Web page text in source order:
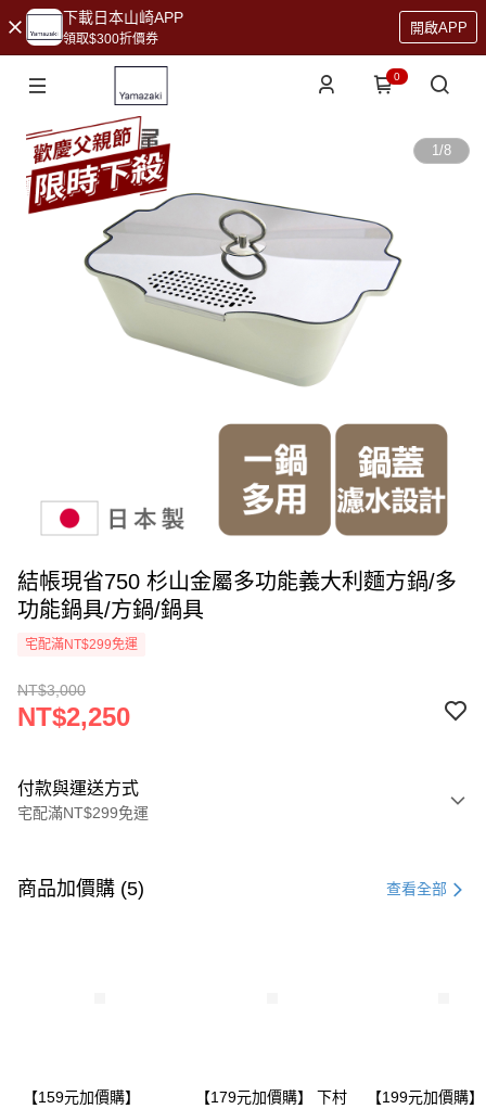
下載日本山崎APP
領取$300折價券
開啟APP
0
1/8
結帳現省750 杉山金屬多功能義大利麵方鍋/多
功能鍋具/方鍋/鍋具
宅配滿NT$299免運
NT$3,000
NT$2,250
付款與運送方式
宅配滿NT$299免運
信用卡一次付款
全盈+PAY
商品加價購 (5) 查看全部
【159元加價購】
【179元加價購】 下村
【199元加價購】